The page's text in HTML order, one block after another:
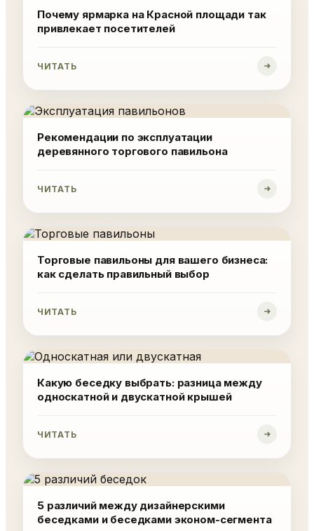
Почему ярмарка на Красной площади так
привлекает посетителей
ЧИТАТЬ
Рекомендации по эксплуатации
деревянного торгового павильона
ЧИТАТЬ
Торговые павильоны для вашего бизнеса:
как сделать правильный выбор
ЧИТАТЬ
Какую беседку выбрать: разница между
односкатной и двускатной крышей
ЧИТАТЬ
5 различий между дизайнерскими
беседками и беседками эконом-сегмента